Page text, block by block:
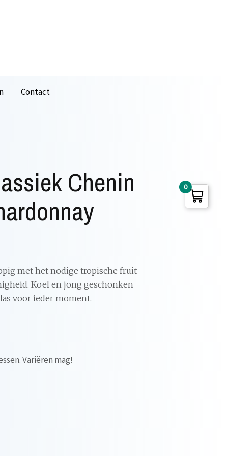
Contact
Chenin
met het nodige tropische fruit
Koel en jong geschonken
voor ieder moment.
Variëren mag!
0